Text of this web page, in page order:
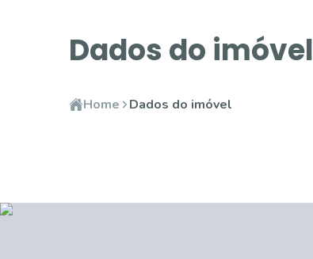
Dados do imóvel
Home Dados do imóvel